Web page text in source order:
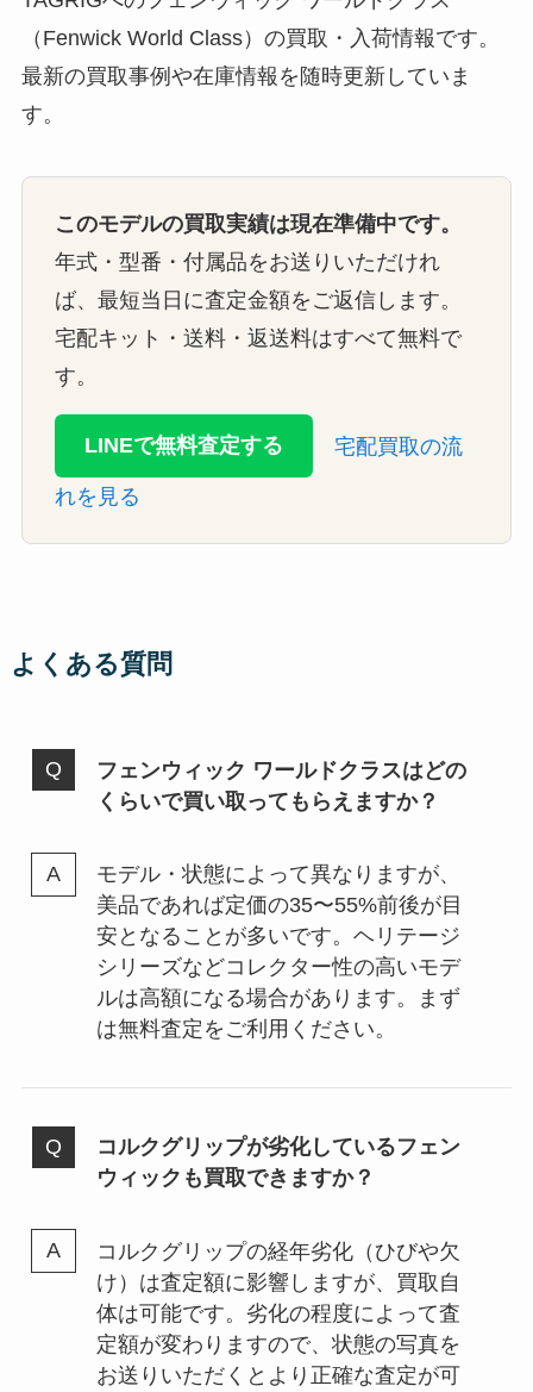
（Fenwick World Class）の買取・入荷情報です。
最新の買取事例や在庫情報を随時更新していま
す。
このモデルの買取実績は現在準備中です。
年式・型番・付属品をお送りいただけれ
ば、最短当日に査定金額をご返信します。
宅配キット・送料・返送料はすべて無料で
す。
LINEで無料査定する 宅配買取の流
れを見る
よくある質問
フェンウィック ワールドクラスはどの
くらいで買い取ってもらえますか？
モデル・状態によって異なりますが、
美品であれば定価の35〜55%前後が目
安となることが多いです。ヘリテージ
シリーズなどコレクター性の高いモデ
ルは高額になる場合があります。まず
は無料査定をご利用ください。
コルクグリップが劣化しているフェン
ウィックも買取できますか？
コルクグリップの経年劣化（ひびや欠
け）は査定額に影響しますが、買取自
体は可能です。劣化の程度によって査
定額が変わりますので、状態の写真を
お送りいただくとより正確な査定が可